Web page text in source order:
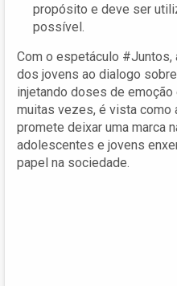
propósito e deve ser
possível.
Com o espetáculo
dos jovens ao dialogo
injetando doses de
muitas vezes, é vista como
promete deixar uma marca
adolescentes e jovens
papel na sociedade.